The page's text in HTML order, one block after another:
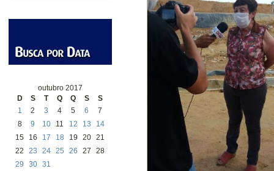
outubro 2017
D
S T Q Q S
S
1
2 3 4 5 6
7
8
9 10 11 12 13
14
15
16 17 18 19 20 21
22
23 24 25 26 27
28
29
30 31